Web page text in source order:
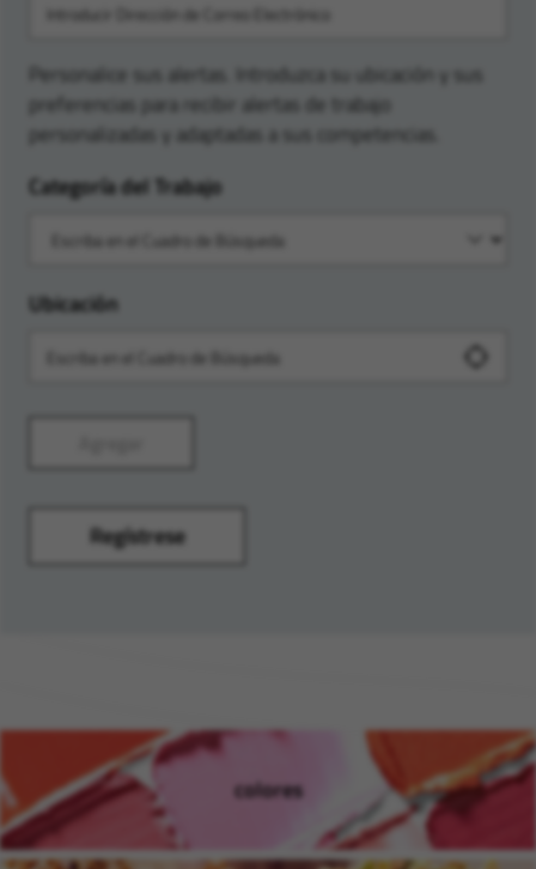
Personalice sus alertas. Introduzca su ubicación y sus
preferencias para recibir alertas de trabajo
personalizadas y adaptadas a sus competencias.
Categoría del Trabajo
Ubicación
Regístrese
colores(Se abre en una ventana